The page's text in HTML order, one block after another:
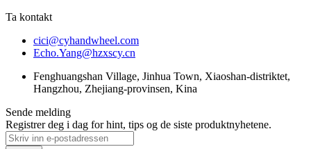
Ta kontakt
cici@cyhandwheel.com
Echo.Yang@hzxscy.cn
Fenghuangshan Village, Jinhua Town, Xiaoshan-distriktet,
Hangzhou, Zhejiang-provinsen, Kina
Sende melding
Registrer deg i dag for hint, tips og de siste produktnyhetene.